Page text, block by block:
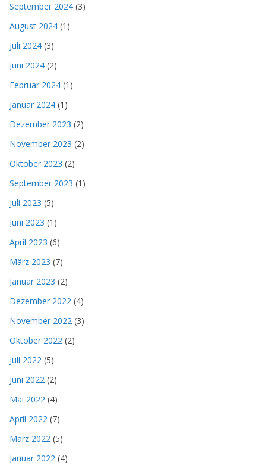
September 2024 (3)
August 2024 (1)
Juli 2024 (3)
Juni 2024 (2)
Februar 2024 (1)
Januar 2024 (1)
Dezember 2023 (2)
November 2023 (2)
Oktober 2023 (2)
September 2023 (1)
Juli 2023 (5)
Juni 2023 (1)
April 2023 (6)
März 2023 (7)
Januar 2023 (2)
Dezember 2022 (4)
November 2022 (3)
Oktober 2022 (2)
Juli 2022 (5)
Juni 2022 (2)
Mai 2022 (4)
April 2022 (7)
März 2022 (5)
Januar 2022 (4)